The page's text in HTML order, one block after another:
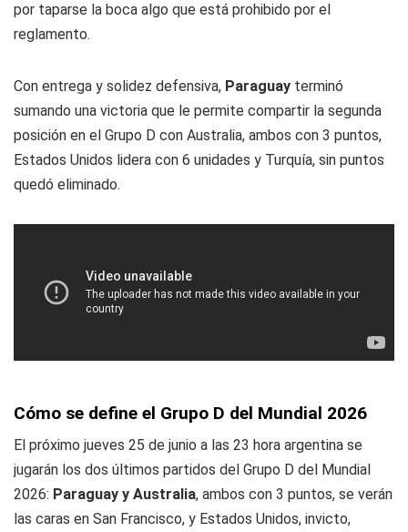
por taparse la boca algo que está prohibido por el
reglamento.
Con entrega y solidez defensiva, Paraguay terminó
sumando una victoria que le permite compartir la segunda
posición en el Grupo D con Australia, ambos con 3 puntos,
Estados Unidos lidera con 6 unidades y Turquía, sin puntos
quedó eliminado.
Cómo se define el Grupo D del Mundial 2026
El próximo jueves 25 de junio a las 23 hora argentina se
jugarán los dos últimos partidos del Grupo D del Mundial
2026: Paraguay y Australia, ambos con 3 puntos, se verán
las caras en San Francisco, y Estados Unidos, invicto,